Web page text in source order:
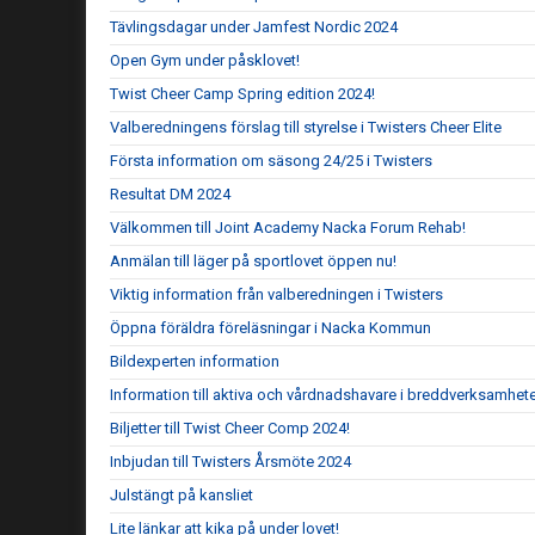
Tävlingsdagar under Jamfest Nordic 2024
Open Gym under påsklovet!
Twist Cheer Camp Spring edition 2024!
Valberedningens förslag till styrelse i Twisters Cheer Elite
Första information om säsong 24/25 i Twisters
Resultat DM 2024
Välkommen till Joint Academy Nacka Forum Rehab!
Anmälan till läger på sportlovet öppen nu!
Viktig information från valberedningen i Twisters
Öppna föräldra föreläsningar i Nacka Kommun
Bildexperten information
Information till aktiva och vårdnadshavare i
Biljetter till Twist Cheer Comp 2024!
Inbjudan till Twisters Årsmöte 2024
Julstängt på kansliet
Lite länkar att kika på under lovet!